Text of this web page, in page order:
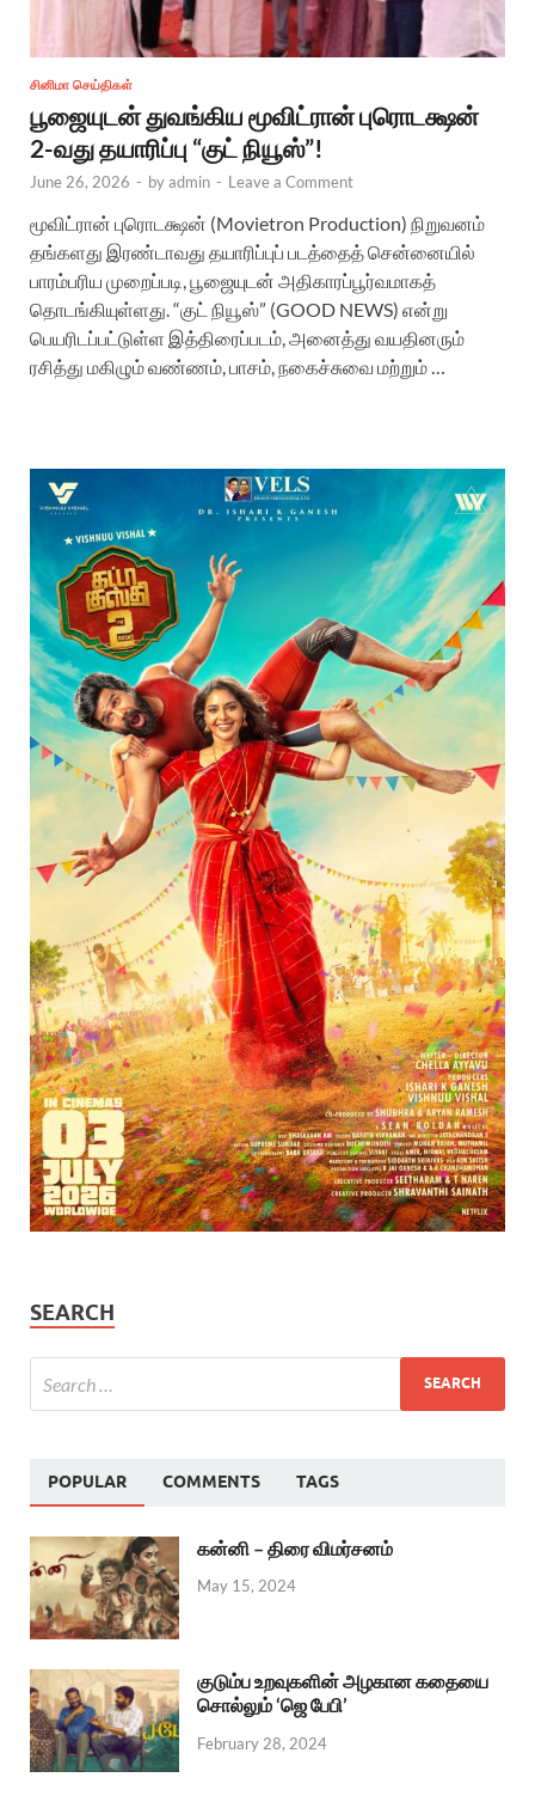
சினிமா செய்திகள்
பூஜையுடன் துவங்கிய மூவிட்ரான் புரொடக்ஷன்
2-வது தயாரிப்பு “குட் நியூஸ்”!
June 26, 2026 - byadmin - Leave a Comment
மூவிட்ரான் புரொடக்ஷன் (Movietron Production) நிறுவனம்
தங்களது இரண்டாவது தயாரிப்புப் படத்தைத் சென்னையில்
பாரம்பரிய முறைப்படி, பூஜையுடன் அதிகாரப்பூர்வமாகத்
தொடங்கியுள்ளது. “குட் நியூஸ்” (GOOD NEWS) என்று
பெயரிடப்பட்டுள்ள இத்திரைப்படம், அனைத்து வயதினரும்
ரசித்து மகிழும் வண்ணம், பாசம், நகைச்சுவை மற்றும் …
SEARCH
POPULAR COMMENTS TAGS
கன்னி – திரை விமர்சனம்
May 15, 2024
குடும்ப உறவுகளின் அழகான கதையை
சொல்லும் ‘ஜெ பேபி’
February 28, 2024